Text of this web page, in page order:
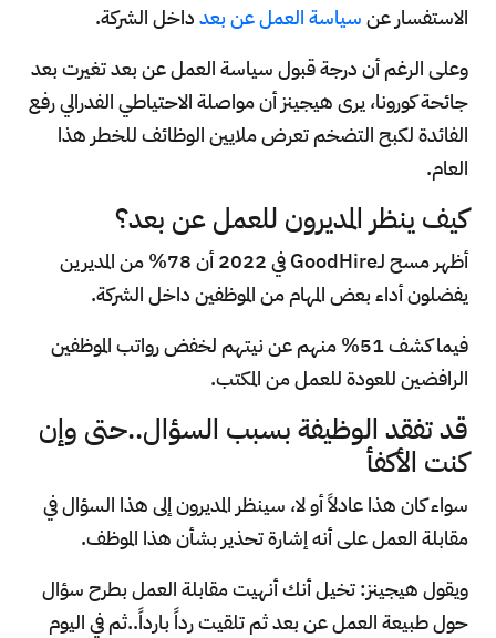
الاستفسار عنسياسة العمل عن بعدداخل الشركة.
وعلى الرغم أن درجة قبول سياسة العمل عن بعد تغيرت بعد
جائحة كورونا، يرى هيجينز أن مواصلة الاحتياطي الفدرالي رفع
الفائدة لكبح التضخم تعرض ملايين الوظائف للخطر هذا
العام.
كيف ينظر المديرون للعمل عن بعد؟
أظهر مسح لـGoodHire في 2022 أن 78% من المديرين
يفضلون أداء بعض المهام من الموظفين داخل الشركة.
فيما كشف 51% منهم عن نيتهم لخفض رواتب الموظفين
الرافضين للعودة للعمل من المكتب.
قد تفقد الوظيفة بسبب السؤال..حتى وإن
كنت الأكفأ
سواء كان هذا عادلاً أو لا، سينظر المديرون إلى هذا السؤال في
مقابلة العمل على أنه إشارة تحذير بشأن هذا الموظف.
ويقول هيجينز: تخيل أنك أنهيت مقابلة العمل بطرح سؤال
حول طبيعة العمل عن بعد ثم تلقيت رداً بارداً..ثم في اليوم